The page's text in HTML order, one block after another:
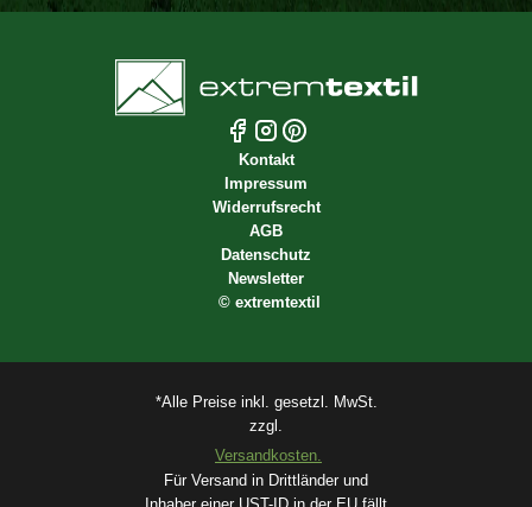
Kontakt
Impressum
Widerrufsrecht
AGB
Datenschutz
Newsletter
© extremtextil
*Alle Preise inkl. gesetzl. MwSt.
zzgl.
Versandkosten.
Für Versand in Drittländer und